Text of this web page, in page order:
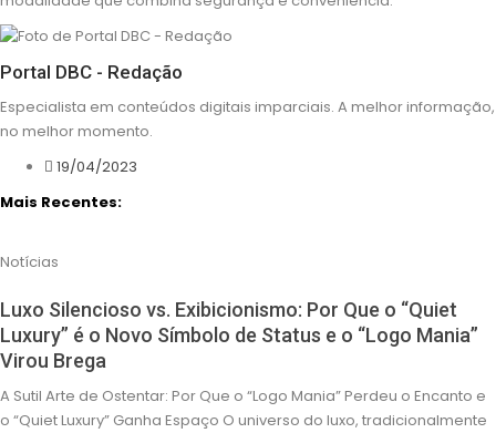
Portal DBC - Redação
Especialista em conteúdos digitais imparciais. A melhor informação,
no melhor momento.
19/04/2023
Mais Recentes:
Notícias
Luxo Silencioso vs. Exibicionismo: Por Que o “Quiet
Luxury” é o Novo Símbolo de Status e o “Logo Mania”
Virou Brega
A Sutil Arte de Ostentar: Por Que o “Logo Mania” Perdeu o Encanto e
o “Quiet Luxury” Ganha Espaço O universo do luxo, tradicionalmente